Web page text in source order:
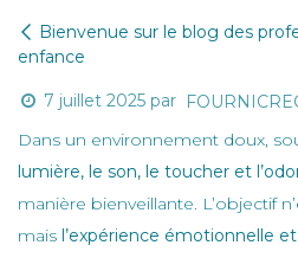
Bienvenue sur le blog des
enfance
7 juillet 2025 par
Dans un environnement doux,
lumière, le son, le toucher et
manière bienveillante. L’objectif
mais l’expérience émotionnelle